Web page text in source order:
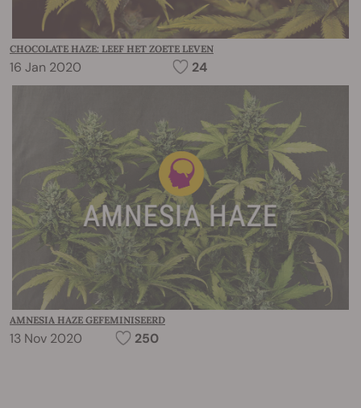
CHOCOLATE HAZE: LEEF HET ZOETE LEVEN
16 Jan 2020 24
AMNESIA HAZE GEFEMINISEERD
13 Nov 2020 250